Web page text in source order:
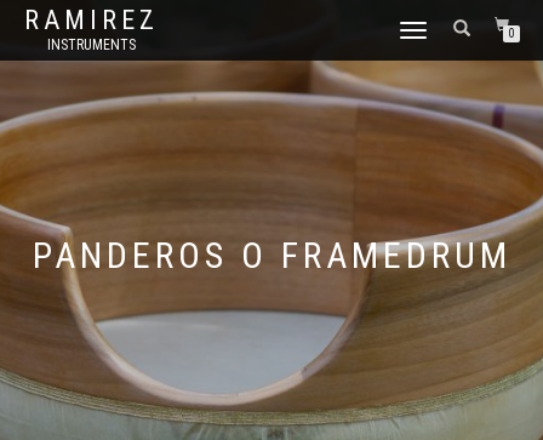
RAMIREZ
INSTRUMENTS
CAMBIAR
0
PANDEROS O FRAMEDRUM